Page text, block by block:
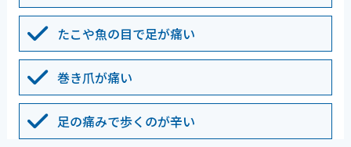
たこや魚の目で足が痛い
巻き爪が痛い
足の痛みで歩くのが辛い